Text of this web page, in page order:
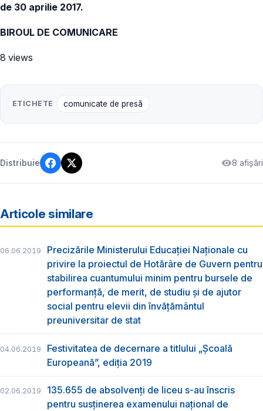
de 30 aprilie 2017.
BIROUL DE COMUNICARE
8 views
ETICHETE comunicate de presă
Distribuie 8 afișări
Articole similare
06.06.2019
Precizările Ministerului Educației Naționale cu
privire la proiectul de Hotărâre de Guvern pentru
stabilirea cuantumului minim pentru bursele de
performanță, de merit, de studiu și de ajutor
social pentru elevii din învățământul
preuniversitar de stat
04.06.2019
Festivitatea de decernare a titlului „Şcoală
Europeană”, ediția 2019
02.06.2019
135.655 de absolvenţi de liceu s-au înscris
pentru susţinerea examenului naţional de